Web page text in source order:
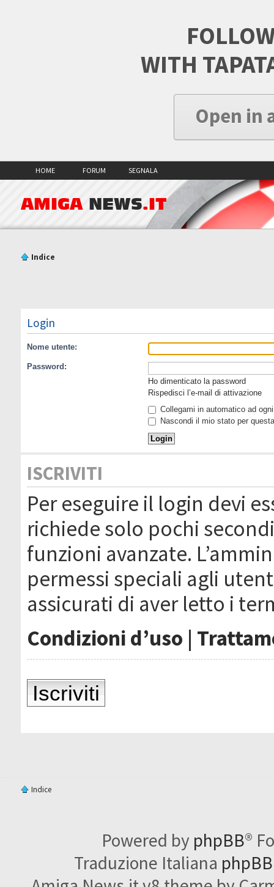
WITH
Open in
HOME FORUM SEGNALA
AMIGA NEWS.IT
Indice
Login
Nome utente:
Password:
Ho dimenticato la password
Rispedisci l’e-mail di attivazione
Collegami in automatico ad
Nascondi il mio stato per
ISCRIVITI
Per eseguire il login devi
richiede solo pochi
funzioni avanzate.
permessi speciali agli
assicurati di aver letto i
Condizioni d’uso |
Iscriviti
Indice
Powered by phpBB®
Traduzione Italiana